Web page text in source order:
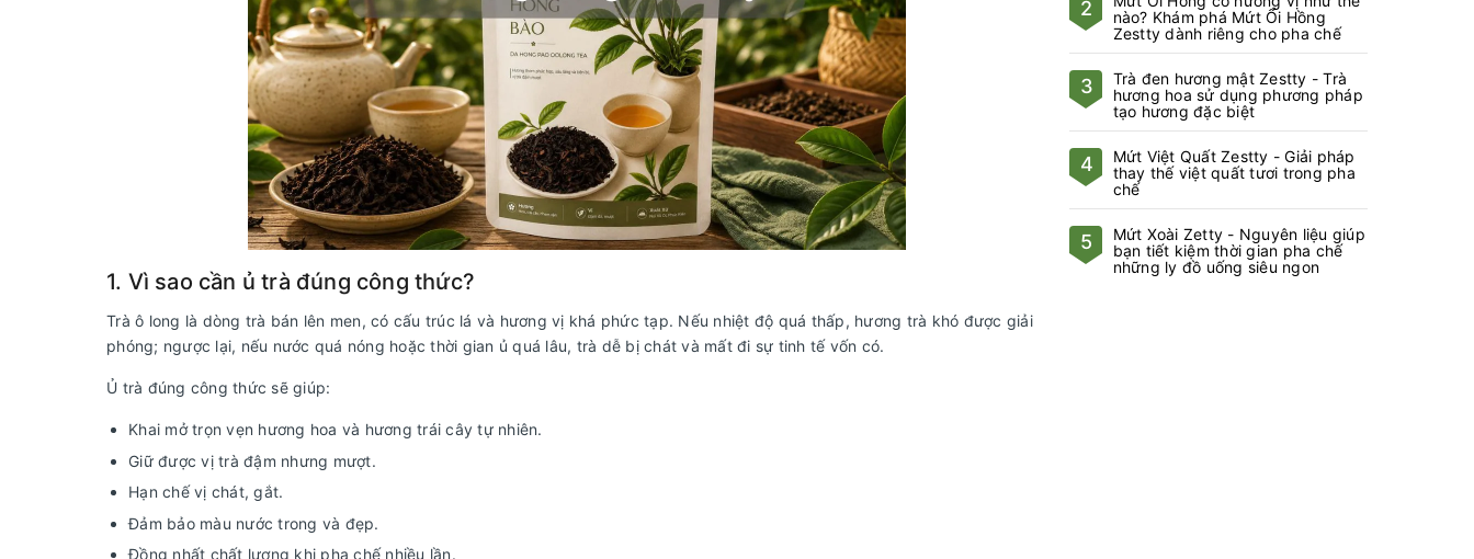
1. Vì sao cần ủ trà đúng công thức?
Trà ô long là dòng trà bán lên men, có cấu trúc lá và hương vị khá phức tạp. Nếu nhiệt độ quá thấp, hương trà khó được giải
phóng; ngược lại, nếu nước quá nóng hoặc thời gian ủ quá lâu, trà dễ bị chát và mất đi sự tinh tế vốn có.
Ủ trà đúng công thức sẽ giúp:
Khai mở trọn vẹn hương hoa và hương trái cây tự nhiên.
Giữ được vị trà đậm nhưng mượt.
Hạn chế vị chát, gắt.
Đảm bảo màu nước trong và đẹp.
Đồng nhất chất lượng khi pha chế nhiều lần.
2
nào? Khám phá Mứt Ổi Hồng
Zestty dành riêng cho pha chế
3
Trà đen hương mật Zestty - Trà
hương hoa sử dụng phương pháp
tạo hương đặc biệt
4
Mứt Việt Quất Zestty - Giải pháp
thay thế việt quất tươi trong pha
chế
5
Mứt Xoài Zetty - Nguyên liệu giúp
bạn tiết kiệm thời gian pha chế
những ly đồ uống siêu ngon